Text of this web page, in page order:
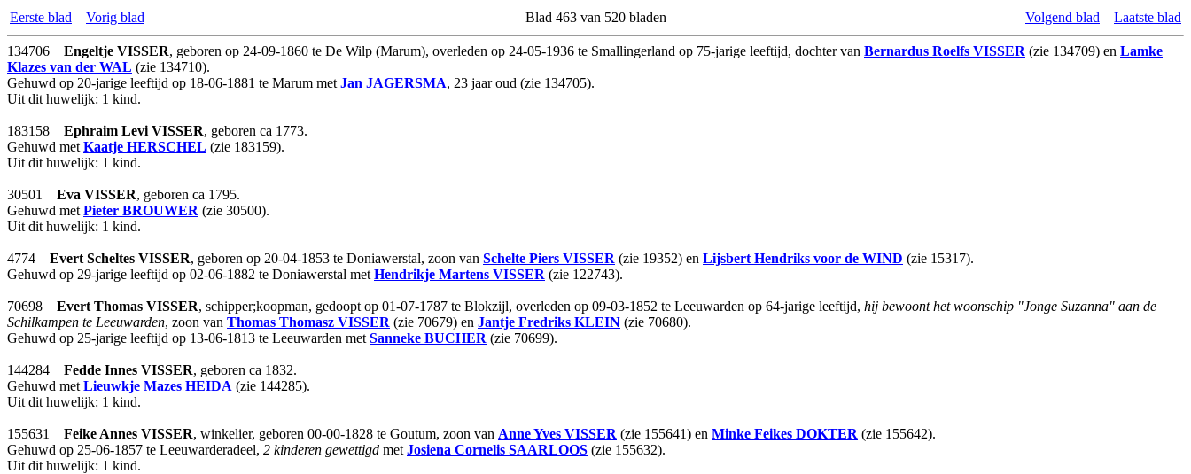
Eerste blad Vorig blad Blad 463 van 520 bladen Volgend blad Laatste blad
134706 Engeltje VISSER, geboren op 24-09-1860 te De Wilp (Marum), overleden op 24-05-1936 te Smallingerland op 75-jarige leeftijd, dochter van Bernardus Roelfs VISSER (zie 134709) en Lamke
Klazes van der WAL (zie 134710).
Gehuwd op 20-jarige leeftijd op 18-06-1881 te Marum met Jan JAGERSMA, 23 jaar oud (zie 134705).
Uit dit huwelijk: 1 kind.
183158 Ephraim Levi VISSER, geboren ca 1773.
Gehuwd met Kaatje HERSCHEL (zie 183159).
Uit dit huwelijk: 1 kind.
30501 Eva VISSER, geboren ca 1795.
Gehuwd met Pieter BROUWER (zie 30500).
Uit dit huwelijk: 1 kind.
4774 Evert Scheltes VISSER, geboren op 20-04-1853 te Doniawerstal, zoon van Schelte Piers VISSER (zie 19352) en Lijsbert Hendriks voor de WIND (zie 15317).
Gehuwd op 29-jarige leeftijd op 02-06-1882 te Doniawerstal met Hendrikje Martens VISSER (zie 122743).
70698 Evert Thomas VISSER, schipper;koopman, gedoopt op 01-07-1787 te Blokzijl, overleden op 09-03-1852 te Leeuwarden op 64-jarige leeftijd, hij bewoont het woonschip "Jonge Suzanna" aan de
Schilkampen te Leeuwarden, zoon van Thomas Thomasz VISSER (zie 70679) en Jantje Fredriks KLEIN (zie 70680).
Gehuwd op 25-jarige leeftijd op 13-06-1813 te Leeuwarden met Sanneke BUCHER (zie 70699).
144284 Fedde Innes VISSER, geboren ca 1832.
Gehuwd met Lieuwkje Mazes HEIDA (zie 144285).
Uit dit huwelijk: 1 kind.
155631 Feike Annes VISSER, winkelier, geboren 00-00-1828 te Goutum, zoon van Anne Yves VISSER (zie 155641) en Minke Feikes DOKTER (zie 155642).
Gehuwd op 25-06-1857 te Leeuwarderadeel, 2 kinderen gewettigd met Josiena Cornelis SAARLOOS (zie 155632).
Uit dit huwelijk: 1 kind.